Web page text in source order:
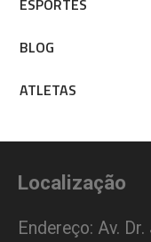
ESPORTES
BLOG
ATLETAS
Localização
Endereço: Av.